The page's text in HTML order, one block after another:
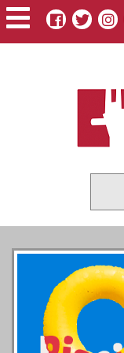
Vés
al
contingut